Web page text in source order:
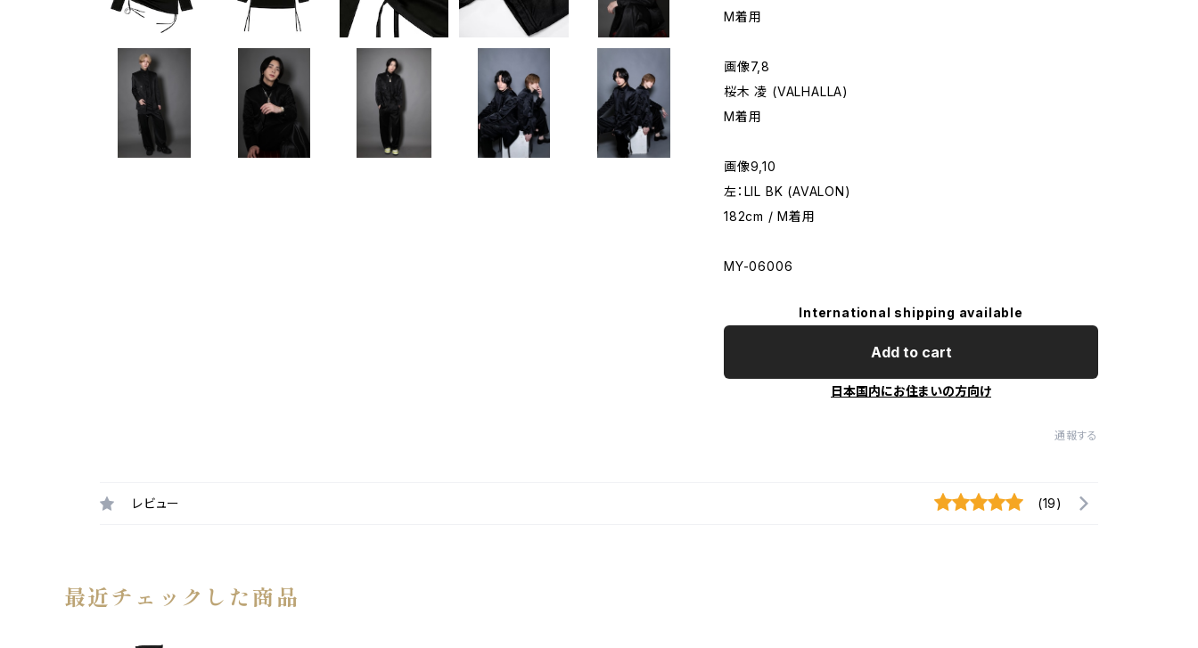
M着用
画像7,8
桜木 凌 (VALHALLA)
M着用
画像9,10
左：LIL BK (AVALON)
182cm / M着用
MY-06006
International shipping available
Add to cart
日本国内にお住まいの方向け
通報する
レビュー (19)
最近チェックした商品